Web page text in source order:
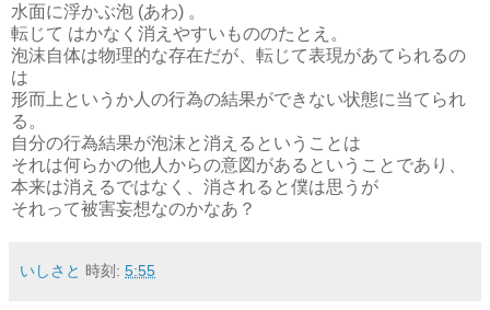
水面に浮かぶ泡 (あわ) 。
転じて はかなく消えやすいもののたとえ。
泡沫自体は物理的な存在だが、転じて表現があてられるの
は
形而上というか人の行為の結果ができない状態に当てられ
る。
自分の行為結果が泡沫と消えるということは
それは何らかの他人からの意図があるということであり、
本来は消えるではなく、消されると僕は思うが
それって被害妄想なのかなあ？
いしさと 時刻: 5:55